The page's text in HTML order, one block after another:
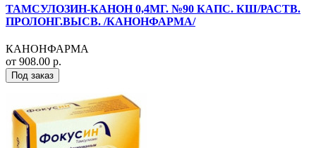
ТАМСУЛОЗИН-КАНОН 0,4МГ. №90 КАПС. КШ/РАСТВ.
ПРОЛОНГ.ВЫСВ. /КАНОНФАРМА/
КАНОНФАРМА
от 908.00 р.
Под заказ